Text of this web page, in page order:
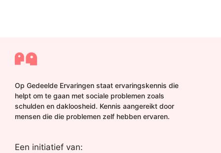
a
c
e
*
Op Gedeelde Ervaringen staat ervaringskennis die
helpt om te gaan met sociale problemen zoals
schulden en dakloosheid. Kennis aangereikt door
mensen die die problemen zelf hebben ervaren.
Een initiatief van: